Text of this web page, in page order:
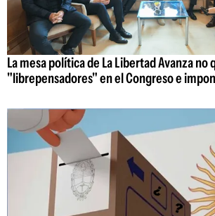
La mesa política de La Libertad Avanza no
"librepensadores" en el Congreso e